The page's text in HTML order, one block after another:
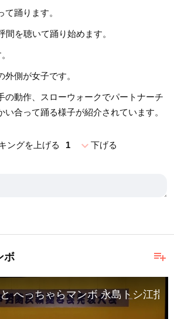
踊ります。
間を聴いて踊り始めます。
側が女子です。
の動作、スローウォークでパートナーチ
い合って踊る様子が紹介されています。
ングを上げる 1 expand_more下げる
playlist_add
ボ
へっちゃらマンボ 永島トシ江指導